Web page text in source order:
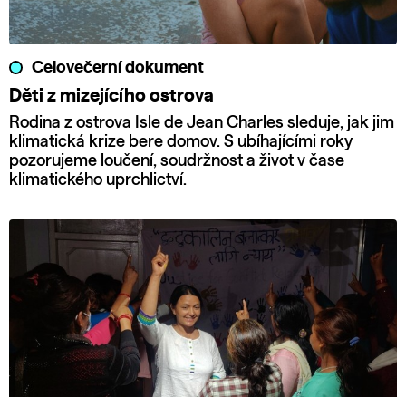
Celovečerní dokument
Děti z mizejícího ostrova
Rodina z ostrova Isle de Jean Charles sleduje, jak jim
klimatická krize bere domov. S ubíhajícími roky
pozorujeme loučení, soudržnost a život v čase
klimatického uprchlictví.